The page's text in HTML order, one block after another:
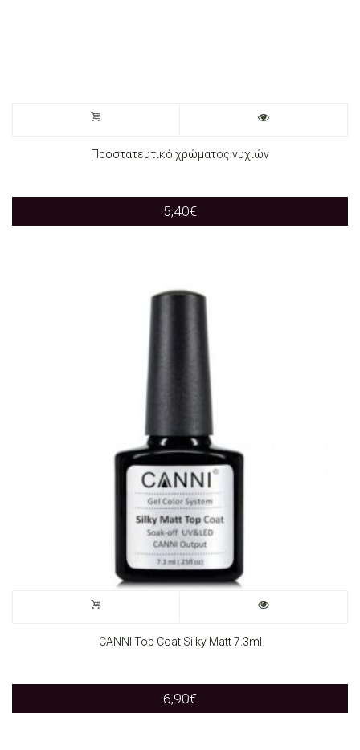
Προστατευτικό χρώματος νυχιών
5,40€
CANNI Top Coat Silky Matt 7.3ml
6,90€